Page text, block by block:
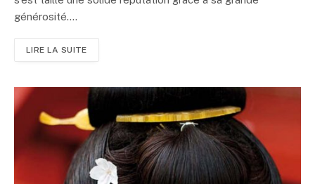
générosité.…
LIRE LA SUITE